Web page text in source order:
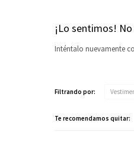
¡Lo sentimos!
Inténtalo nuevamente
Filtrando por:
Te recomendamos quitar: